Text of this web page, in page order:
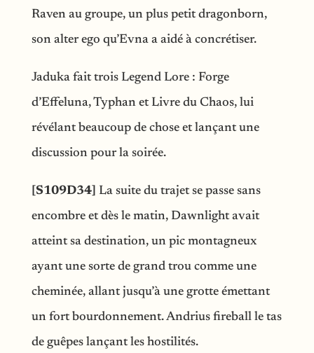
Raven au groupe, un plus petit dragonborn,
son alter ego qu’Evna a aidé à concrétiser.
Jaduka fait trois Legend Lore : Forge
d’Effeluna, Typhan et Livre du Chaos, lui
révélant beaucoup de chose et lançant une
discussion pour la soirée.
[S109D34] La suite du trajet se passe sans
encombre et dès le matin, Dawnlight avait
atteint sa destination, un pic montagneux
ayant une sorte de grand trou comme une
cheminée, allant jusqu’à une grotte émettant
un fort bourdonnement. Andrius fireball le tas
de guêpes lançant les hostilités.